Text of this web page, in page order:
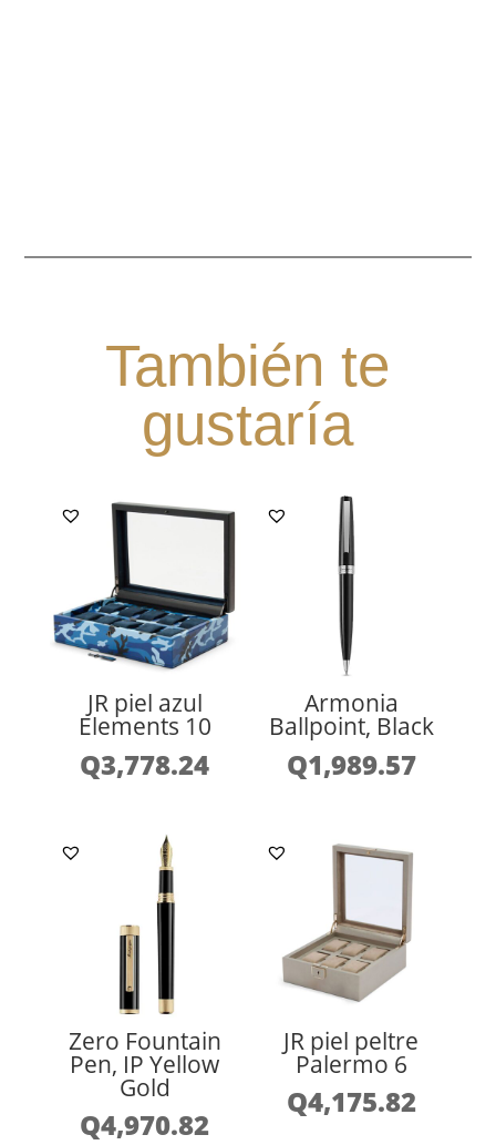
También te
gustaría
JR piel azul
Elements 10
Q3,778.24
Armonia
Ballpoint, Black
Q1,989.57
Zero Fountain
Pen, IP Yellow
Gold
Q4,970.82
JR piel peltre
Palermo 6
Q4,175.82